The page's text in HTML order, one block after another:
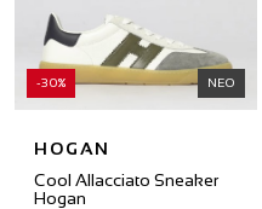
ΝΕΟ
-30%
HOGAN
Cool Allacciato Sneaker
Hogan